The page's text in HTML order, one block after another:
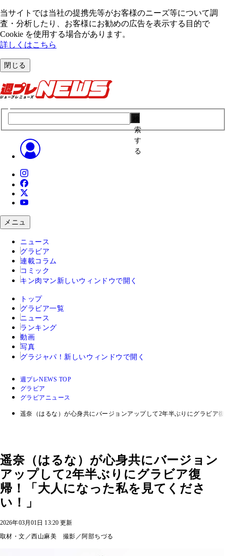
当サイトでは当社の提携先等がお客様のニーズ等について調
査・分析したり、お客様にお勧めの広告を表⽰する⽬的で
Cookie を使⽤する場合があります。
詳しくはこちら
閉じる
索
す
る
メニュ
ニュース
グラビア
連載コラム
コミック
キン肉マン 新しいウィンドウで開く
トップ
グラビア一覧
ニュース
ランキング
動画
写真
グラジャパ！ 新しいウィンドウで開く
週プレNEWS TOP
グラビア
グラビアニュース
遥奈（はるな）が心身共にバージョンアップして2年半ぶりにグラビア
遥奈（はるな）が心身共にバージョン
アップして2年半ぶりにグラビア復
帰！「大人になった私を見てくださ
い！」
2026年03月01日 13:20 更新
取材・文／西山麻美 撮影／阿部ちづる